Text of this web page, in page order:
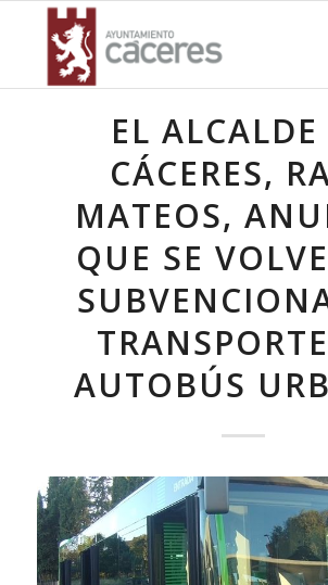
EL ALCALDE
CÁCERES,
MATEOS,
QUE SE
AUTOBÚS